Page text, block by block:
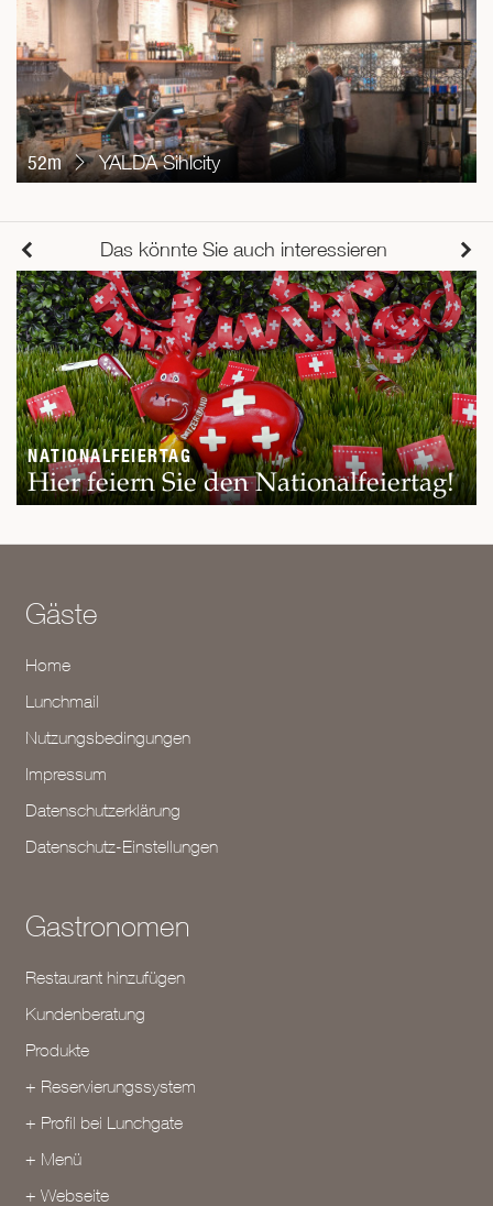
52m YALDA Sihlcity
Das könnte Sie auch interessieren
NATIONALFEIERTAG
Hier feiern Sie den Nationalfeiertag!
Gäste
Home
Lunchmail
Nutzungsbedingungen
Impressum
Datenschutzerklärung
Datenschutz-Einstellungen
Gastronomen
Restaurant hinzufügen
Kundenberatung
Produkte
+ Reservierungssystem
+ Profil bei Lunchgate
+ Menü
+ Webseite